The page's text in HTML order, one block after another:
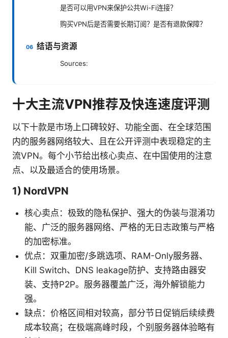
是否可以用VPN来保护公共Wi-Fi连接？
购买VPN后是否需要长期订阅？是否有退款保障？
结语与资源
Sources:
十大主流VPN推荐及快连速度评测
以下十款是市场上口碑较好、功能全面、在全球范围
内的服务器网络较大、且在公开评测中表现稳定的主
流VPN。每个小节给出核心卖点、在中国使用的注意
点、以及最适合的使用场景。
1) NordVPN
核心卖点：极致的隐私保护、强大的伪装与混淆功
能、广泛的服务器网络、严格的无日志政策与严格
的加密标准。
优点：双重加密/多跳选项、RAM-Only服务器、
Kill Switch、DNS leakage防护、支持路由器安
装、支持P2P。服务器覆盖广泛，海外解锁能力
强。
缺点：价格区间相对较高，部分节日促销后续续费
成本较高；在极端高峰时段，个别服务器体验略有